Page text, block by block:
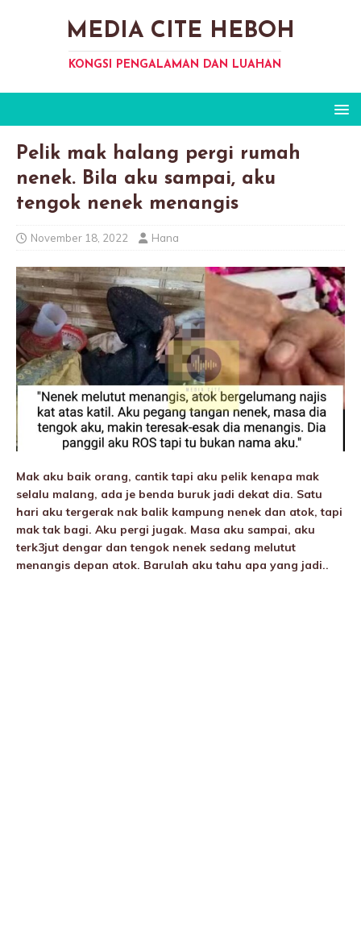
MEDIA CITE HEBOH
KONGSI PENGALAMAN DAN LUAHAN
Pelik mak halang pergi rumah
nenek. Bila aku sampai, aku
tengok nenek menangis
November 18, 2022 Hana
Mak aku baik orang, cantik tapi aku pelik kenapa mak
selalu maIang, ada je benda buruk jadi dekat dia. Satu
hari aku tergerak nak balik kampung nenek dan atok, tapi
mak tak bagi. Aku pergi jugak. Masa aku sampai, aku
terk3jut dengar dan tengok nenek sedang melutut
menangis depan atok. Barulah aku tahu apa yang jadi..